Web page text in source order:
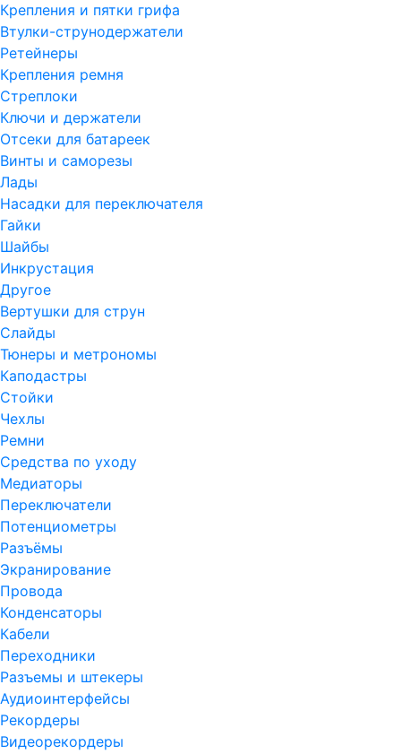
Крепления и пятки грифа
Втулки-струнодержатели
Ретейнеры
Крепления ремня
Стреплоки
Ключи и держатели
Отсеки для батареек
Винты и саморезы
Лады
Насадки для переключателя
Гайки
Шайбы
Инкрустация
Другое
Вертушки для струн
Слайды
Тюнеры и метрономы
Каподастры
Стойки
Чехлы
Ремни
Средства по уходу
Медиаторы
Переключатели
Потенциометры
Разъёмы
Экранирование
Провода
Конденсаторы
Кабели
Переходники
Разъемы и штекеры
Аудиоинтерфейсы
Рекордеры
Видеорекордеры